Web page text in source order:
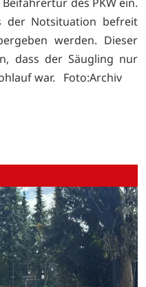
der Notsituation befreit
werden. Dieser
dass der Säugling nur
war. Foto:Archiv